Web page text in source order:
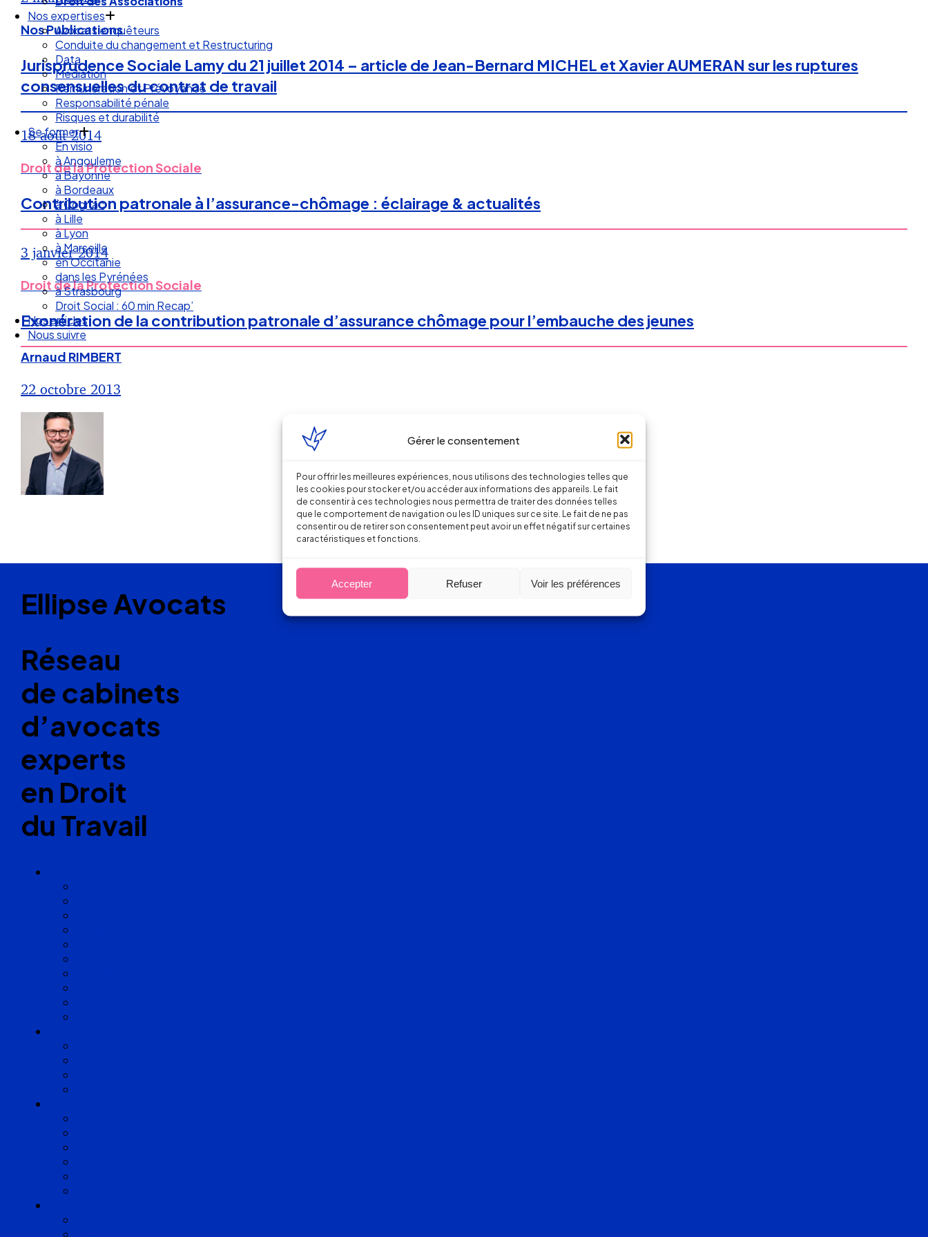
Gérer le consentement
Pour offrir les meilleures expériences, nous utilisons des technologies telles que
les cookies pour stocker et/ou accéder aux informations des appareils. Le fait
de consentir à ces technologies nous permettra de traiter des données telles
que le comportement de navigation ou les ID uniques sur ce site. Le fait de ne pas
consentir ou de retirer son consentement peut avoir un effet négatif sur certaines
caractéristiques et fonctions.
Accepter Refuser Voir les préférences
Nos expertises
Avocats enquêteurs
Conduite du changement et Restructuring
Data
Médiation
Rémunération et Prévoyance
Responsabilité pénale
Risques et durabilité
Se former
En visio
à Angouleme
à Bayonne
à Bordeaux
à Cognac
à Lille
à Lyon
à Marseille
en Occitanie
dans les Pyrénées
à Strasbourg
Droit Social : 60 min Recap’
Nos articles
Nous suivre
Nos Publications
Jurisprudence Sociale Lamy du 21 juillet 2014 – article de Jean-Bernard MICHEL et Xavier AUMERAN sur les ruptures
consensuelles du contrat de travail
18 août 2014
Droit de la Protection Sociale
Contribution patronale à l’assurance-chômage : éclairage & actualités
3 janvier 2014
Droit de la Protection Sociale
Exonération de la contribution patronale d’assurance chômage pour l’embauche des jeunes
Arnaud RIMBERT
22 octobre 2013
Ellipse Avocats
Réseau
de cabinets
d’avocats
experts
en Droit
du Travail